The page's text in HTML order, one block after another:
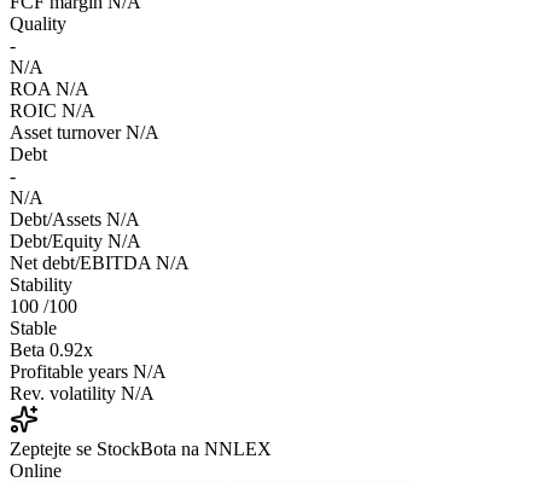
Quality
-
N/A
ROA N/A
ROIC N/A
Asset turnover N/A
Debt
-
N/A
Debt/Assets N/A
Debt/Equity N/A
Net debt/EBITDA N/A
Stability
100 /100
Stable
Beta 0.92x
Profitable years N/A
Rev. volatility N/A
Zeptejte se StockBota na NNLEX
Online